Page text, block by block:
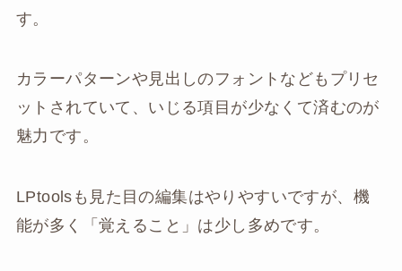
す。
カラーパターンや見出しのフォントなどもプリセ
ットされていて、いじる項目が少なくて済むのが
魅力です。
LPtoolsも見た目の編集はやりやすいですが、機
能が多く「覚えること」は少し多めです。